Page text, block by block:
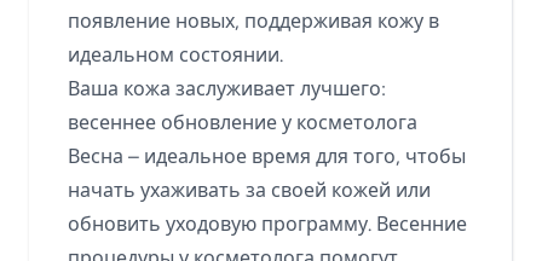
появление новых, поддерживая кожу в
идеальном состоянии.
Ваша кожа заслуживает лучшего:
весеннее обновление у косметолога
Весна – идеальное время для того, чтобы
начать ухаживать за своей кожей или
обновить уходовую программу. Весенние